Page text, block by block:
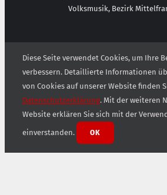
Volksmusik, Bezirk
Diese Seite verwendet Cookies, um Ihre
verbessern. Detaillierte Informationen
von Cookies auf unserer Website finden
Datenschutzerklärung. Mit der weiteren
Website erklären Sie sich mit der
einverstanden. OK